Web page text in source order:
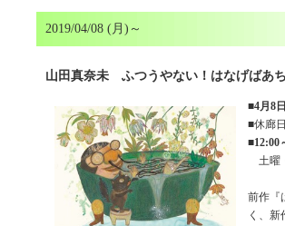
2019/04/08 (月)～
山田真奈未 ふつうやない！はなげばあ
■4月8
■休廊
■12:00
土曜
前作『
く、